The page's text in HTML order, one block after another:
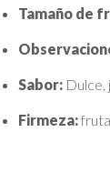
Tamaño de
Sabor: Dulce,
Firmeza: